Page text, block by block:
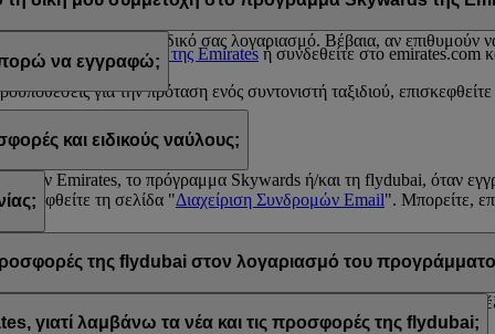
κάποια από τις παραπάνω περιπτώσεις, επικοινωνήστε με κάποιο
Κέντρο επικοινωνίας της Emirates ή συνδεθείτε στο emirates.com
για την πρόταση ενός συντονιστή ταξιδιού,
απορρέουν από τον δικό σας λογαριασμό. Βέβαια, αν επιθυμούν
μπορώ να εγγραφώ;
και ειδικούς ναύλους;
από την Emirates, το πρόγραμμα Skywards ή/και τη flydubai, όταν
τη σελίδα "Διαχείριση Συνδρομών Email". Μπορείτε,
"Απεγγραφή" που βρίσκεται στο κάτω μέρος των email που
ή επικοινωνώντας με την Emirates ή τη flydubai μέσω του
προσφορές της flydubai στον λογαριασμό του
για την Emirates και την flydubai, και συνεπώς μπορείτε να
γιατί λαμβάνω τα νέα και τις προσφορές της flydubai;